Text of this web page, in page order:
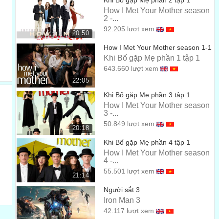
Em sợ bảy chú lùn..
00:28
Just Doc. He's creepy.
Chỉ có Doc thôi, Anh ta rất khó chịu
I mean the guy went to medical school.
Ý em là một người biết về thuốc làm gì ở một mỏ than chứ
What's he doing living with six coal miners?
Và ông ta làm gì với 6 thợ mỏ kia
00:34
Oh, man! I'm so excited. I couldn't sleep last night.
Này các cậu, tớ đang rất kích thích Đêm qua tớ không thể
chợp mắt
00:36
- I bet you guys couldn't either. - Why?
-Tớ sẽ cược với các cậu, không thì thôi -Về chuyện gì
Only the Gala event for the Grand Opening
Duy nhất trong lễ hội Gala Khai trương cho người lớn tuổi
20:50
How I Met Your Mother season
2 -...
92.205 lượt xem
22:05
How I Met Your Mother season 1-1
Khi Bố gặp Mẹ phần 1 tập 1
643.660 lượt xem
20:18
Khi Bố gặp Mẹ phần 3 tập 1
How I Met Your Mother season
3 -...
50.849 lượt xem
21:14
Khi Bố gặp Mẹ phần 4 tập 1
How I Met Your Mother season
4 -...
55.501 lượt xem
Người sắt 3
Iron Man 3
42.117 lượt xem